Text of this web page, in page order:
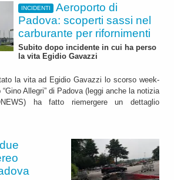
INCIDENTI
Aeroporto di
Padova: scoperti sassi nel
carburante per rifornimenti
Subito dopo incidente in cui ha perso
la vita Egidio Gavazzi
la vita ad Egidio Gavazzi lo scorso week-
“Gino Allegri” di Padova (leggi anche la notizia
ha fatto riemergere un dettaglio